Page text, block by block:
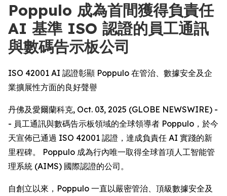
Poppulo 成為首間獲得負責任
AI 基準 ISO 認證的員工通訊
與數碼告示板公司
ISO 42001 AI 認證彰顯 Poppulo 在管治、數據安全及企
業擴展性方面的良好聲譽
丹佛及愛爾蘭科克, Oct. 03, 2025 (GLOBE NEWSWIRE) -
- 員工通訊與數碼告示板領域的全球領導者 Poppulo，於今
天宣佈已通過 ISO 42001 認證，達成負責任 AI 實踐的新
里程碑。 Poppulo 成為行內唯一取得全球首項人工智能管
理系統 (AIMS) 國際認證的公司。
自創立以來，Poppulo 一直以嚴密管治、頂級數據安全及